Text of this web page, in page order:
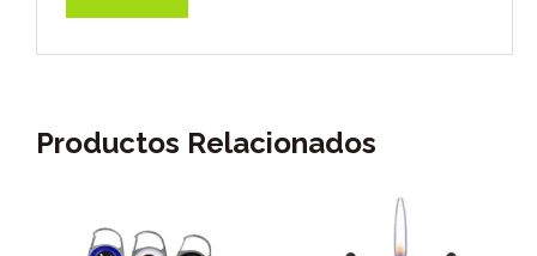
Productos Relacionados